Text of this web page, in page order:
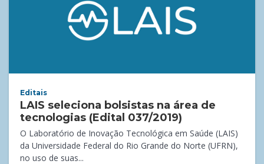
Editais
LAIS seleciona bolsistas na área de
tecnologias (Edital 037/2019)
O Laboratório de Inovação Tecnológica em Saúde (LAIS)
da Universidade Federal do Rio Grande do Norte (UFRN),
no uso de suas...